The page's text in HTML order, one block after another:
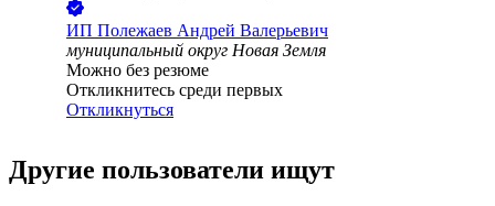
ИП Полежаев Андрей Валерьевич
муниципальный округ Новая Земля
Можно без резюме
Откликнитесь среди первых
Откликнуться
Другие пользователи ищут